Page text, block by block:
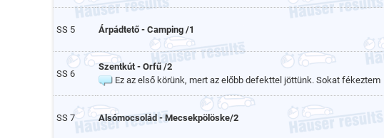
SS 5 Árpádtető - Camping /1
SS 6
Szentkút - Orfű /2
Ez az első körünk, mert az előbb defekttel jöttünk. Sokat fékeztem
SS 7 Alsómocsolád - Mecsekpölöske/2